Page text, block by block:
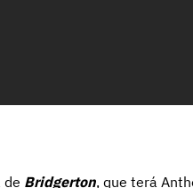
de Bridgerton, que terá